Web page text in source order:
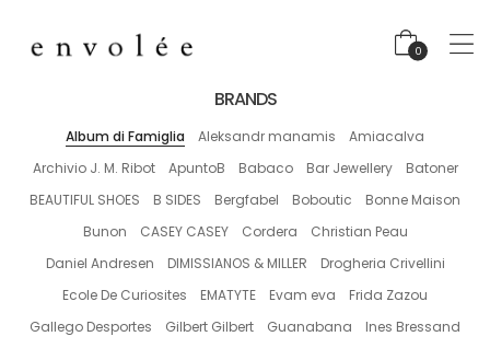
0
BRANDS
Album di Famiglia Aleksandr manamis
Amiacalva
Archivio J. M. Ribot
ApuntoB Babaco Bar Jewellery
Batoner
BEAUTIFUL SHOES
B SIDES Bergfabel Boboutic
Bonne Maison
Bunon
CASEY CASEY Cordera
Christian Peau
Daniel Andresen
DIMISSIANOS & MILLER
Drogheria Crivellini
Ecole De Curiosites
EMATYTE Evam eva
Frida Zazou
Gallego Desportes
Gilbert Gilbert Guanabana
Ines Bressand